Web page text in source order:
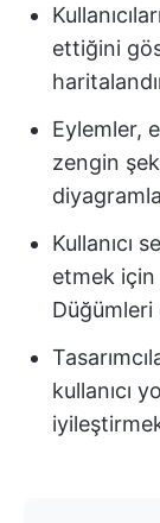
ettiğini
Eylemler,
zengin
Kullanıcı
etmek için
Düğümleri
kullanıcı